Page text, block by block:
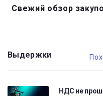
Свежий обзор
Выдержки
НДС не